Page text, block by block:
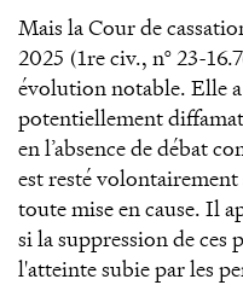
Mais la Cour de
2025 (1re civ., n° 23-
évolution notable. Elle
potentiellement
en l’absence de débat
est resté volontairement
toute mise en cause. Il
si la suppression de
l'atteinte subie par les